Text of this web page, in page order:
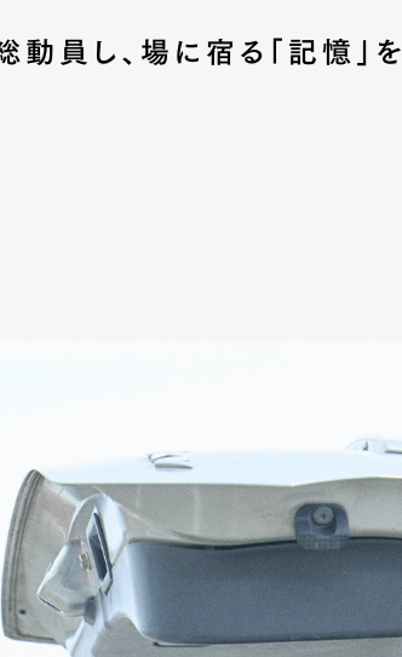
動員し、場に宿る「記憶」を